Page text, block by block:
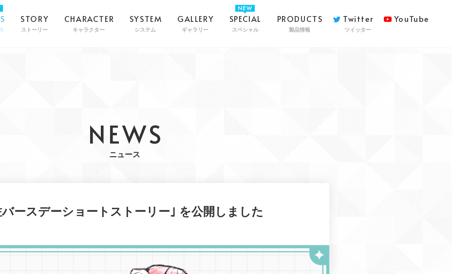
STORY
ストーリー
CHARACTER
キャラクター
SYSTEM
システム
GALLERY
ギャラリー
SPECIAL
スペシャル
PRODUCTS
製品情報
Twitter
ツイッター
YouTube
NEWS
ニュース
バースデーショートストーリー｣ を公開しました